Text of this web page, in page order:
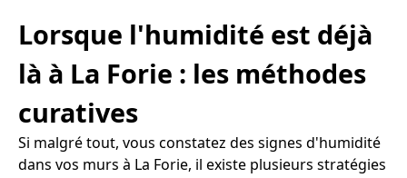
Lorsque l'humidité est déjà
là à La Forie : les méthodes
curatives
Si malgré tout, vous constatez des signes d'humidité
dans vos murs à La Forie, il existe plusieurs stratégies